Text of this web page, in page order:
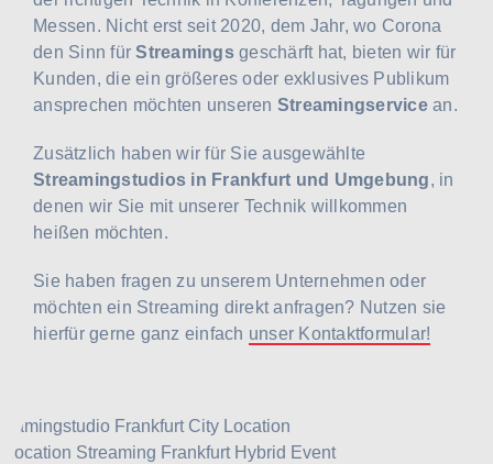
Messen. Nicht erst seit 2020, dem Jahr, wo Corona
den Sinn fürStreamingsgeschärft hat, bieten wir für
Kunden, die ein größeres oder exklusives Publikum
ansprechen möchten unseren Streamingservicean.
Zusätzlich haben wir für Sie ausgewählte
Streamingstudios in Frankfurt und Umgebung, in
denen wir Sie mit unserer Technik willkommen
heißen möchten.
Sie haben fragen zu unserem Unternehmen oder
möchten ein Streaming direkt anfragen? Nutzen sie
hierfür gerne ganz einfach unser Kontaktformular!